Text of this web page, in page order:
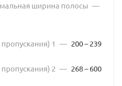
ширина полосы —
1 — 200 – 239
2 — 268 – 600